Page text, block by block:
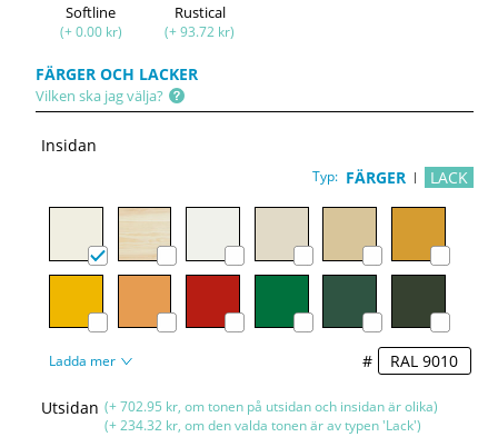
Softline
(+ 0.00 kr)
Rustical
(+ 93.72 kr)
FÄRGER OCH LACKER
Vilken ska jag välja?
Insidan
Typ: FÄRGER LACK
Ladda mer #
Utsidan (+ 702.95 kr, om tonen på utsidan och insidan är olika)
(+ 234.32 kr, om den valda tonen är av typen 'Lack')